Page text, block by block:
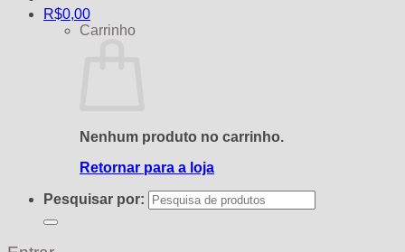
R$0,00
Carrinho
Nenhum produto no carrinho.
Retornar para a loja
Pesquisar por: